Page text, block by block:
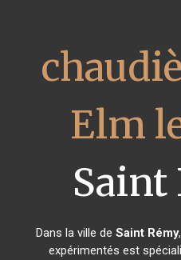
Elm
Saint
Dans la ville deSaint Rémy
expérimentés est